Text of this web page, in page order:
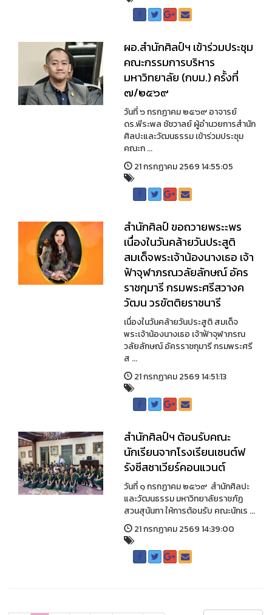
ผอ.สำนักศิลป์ฯ เข้าร่วมประชุม
คณะกรรมการบริหาร
มหาวิทยาลัย (กบม.) ครั้งที่
๗/๒๕๖๙
วันที่ ๖ กรกฏาคม ๒๕๖๙ อาจารย์
ดร.พีระพล ชัชวาลย์ ผู้อำนวยการสำนัก
ศิลปะและวัฒนธรรม เข้าร่วมประชุม
คณะก ...
21 กรกฏาคม 2569 14:55:05
สำนักศิลป์ ขอถวายพระะพร
เนื่องในวันคล้ายวันประสูติ
สมเด็จพระเจ้าน้องนางเธอ เจ้า
ฟ้าจุฬาภรณวลัยลักษณ์ อัคร
ราชกุมารี กรมพระศรีสวางค
วัฒน วรขัตติยราชนารี
เนื่องในวันคล้ายวันประสูติ สมเด็จ
พระเจ้าน้องนางเธอ เจ้าฟ้าจุฬาภรณ
วลัยลักษณ์ อัครราชกุมารี กรมพระศรี
ส ...
21 กรกฏาคม 2569 14:51:13
สำนักศิลป์ฯ ต้อนรับคณะ
นักเรียนจากโรงเรียนเซนต์ฟ
รังซีสซาเวียร์คอนแวนต์
วันที่ ๑ กรกฏาคม ๒๕๖๙ สำนักศิลปะ
และวัฒนธรรม มหาวิทยาลัยราชภัฏ
สวนสุนันทา ให้การต้อนรับ คณะนักเร ...
21 กรกฏาคม 2569 14:39:00